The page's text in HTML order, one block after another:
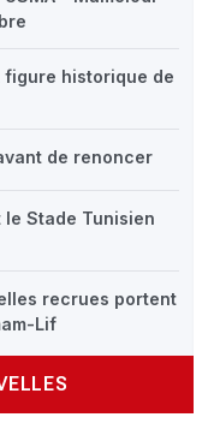
figure historique de
de renoncer
le Stade Tunisien
recrues portent
Lif